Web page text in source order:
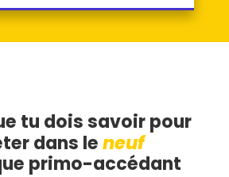
tu dois savoir pour
dans leneuf
primo-accédant